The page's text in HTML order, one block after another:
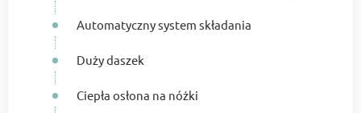
Automatyczny system składania
Duży daszek
Ciepła osłona na nóżki